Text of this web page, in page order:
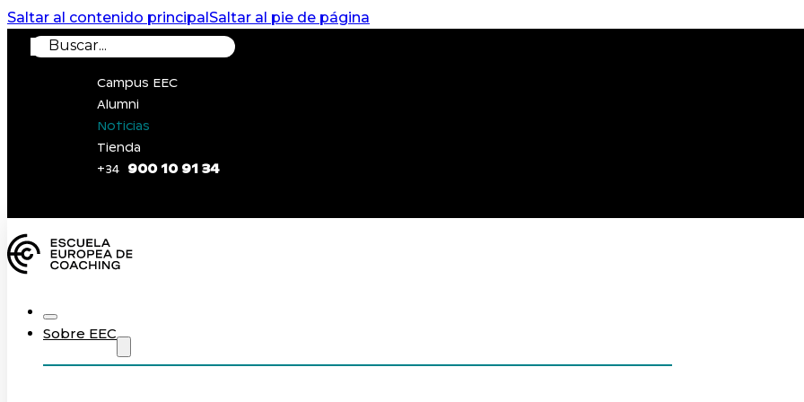
Saltar al contenido principalSaltar al pie de página
Buscar
Campus EEC
Alumni
Noticias
Tienda
+34
900 10 91 34
Sobre EEC